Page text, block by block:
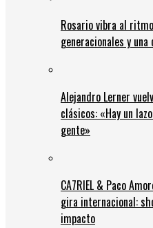
Rosario vibra al
generacionales y
Alejandro Lerner
clásicos: «Hay un
gente»
CA7RIEL & Paco
gira internacional:
impacto